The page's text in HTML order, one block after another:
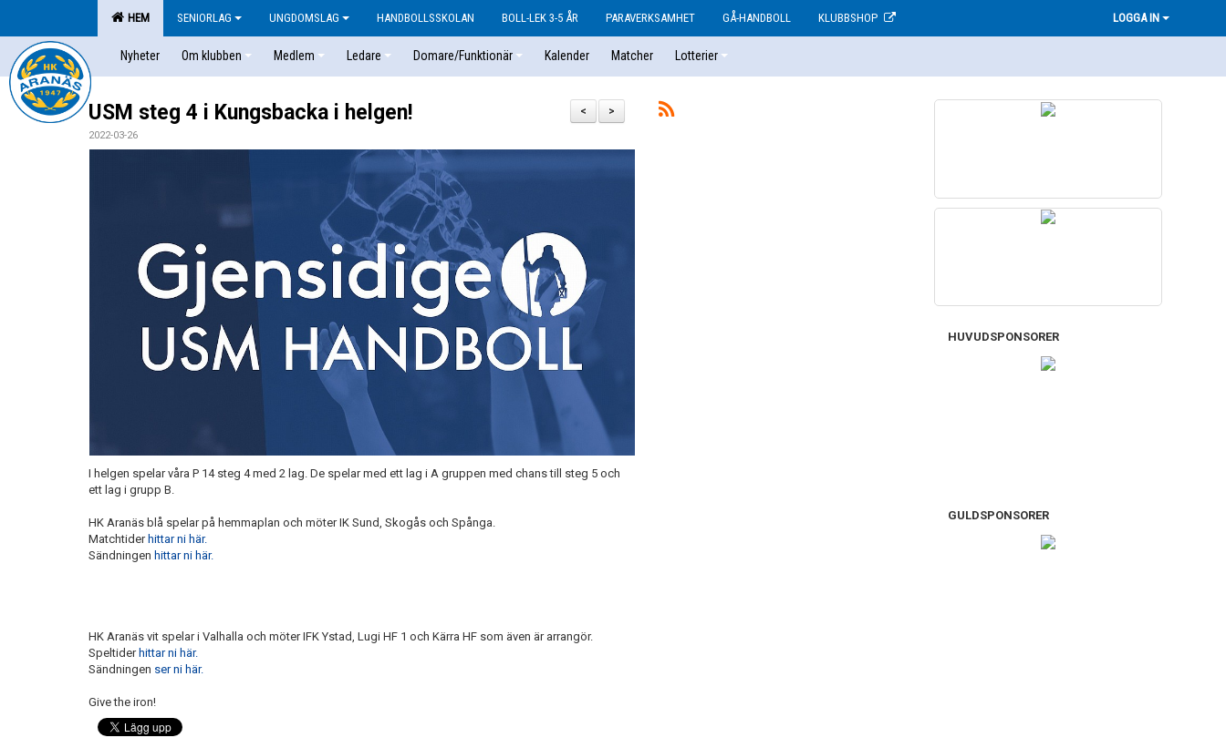
HEM SENIORLAG UNGDOMSLAG HANDBOLLSSKOLAN BOLL-LEK 3-5 ÅR PARAVERKSAMHET GÅ-HANDBOLL KLUBBSHOP LOGGA IN
Nyheter Om klubben Medlem Ledare Domare/Funktionär Kalender Matcher Lotterier
>
<
USM steg 4 i Kungsbacka i helgen!
2022-03-26
I helgen spelar våra P 14 steg 4 med 2 lag. De spelar med ett lag i A gruppen med chans till steg 5 och
ett lag i grupp B.
HK Aranäs blå spelar på hemmaplan och möter IK Sund, Skogås och Spånga.
Matchtider hittar ni här.
Sändningen hittar ni här.
HK Aranäs vit spelar i Valhalla och möter IFK Ystad, Lugi HF 1 och Kärra HF som även är arrangör.
Speltider hittar ni här.
Sändningen ser ni här.
Give the iron!
HUVUDSPONSORER
GULDSPONSORER